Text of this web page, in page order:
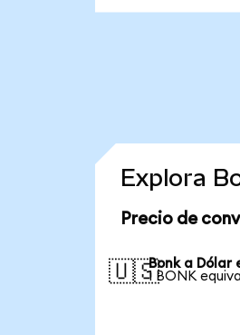
Explora
Precio de
🇺🇸Bonk a Dólar
1 BONK